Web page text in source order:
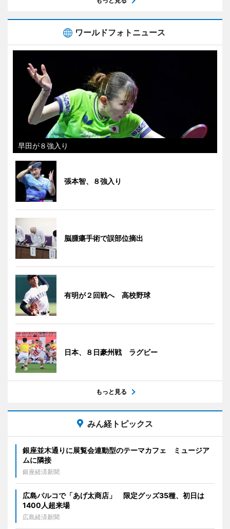
ワールドフォトニュース
早田が８強入り
張本智、８強入り
脳腫瘍手術で誤部位摘出
有明が２回戦へ 高校野球
日本、８日豪州戦 ラグビー
もっと見る
みん経トピックス
銀座並木通りに展覧会連動型のテーマカフェ ミュージア
ムに隣接
銀座経済新聞
広島パルコで「あげ太商店」 限定グッズ35種、初日は
1400人超来場
広島経済新聞